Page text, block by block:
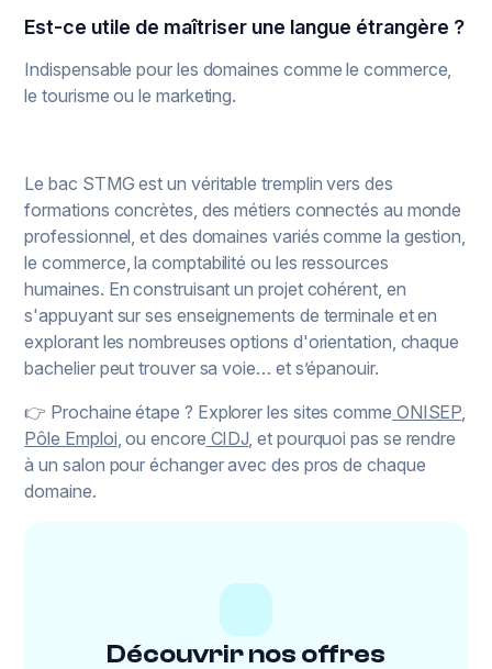
Découvrir nos offres
Est-ce utile de maîtriser une langue étrangère ?
Indispensable pour les domaines comme le commerce,
le tourisme ou le marketing.
Le bac STMG est un véritable tremplin vers des
formations concrètes, des métiers connectés au monde
professionnel, et des domaines variés comme la gestion,
le commerce, la comptabilité ou les ressources
humaines. En construisant un projet cohérent, en
s'appuyant sur ses enseignements de terminale et en
explorant les nombreuses options d'orientation, chaque
bachelier peut trouver sa voie… et s’épanouir.
👉 Prochaine étape ? Explorer les sites comme ONISEP
Pôle Emploi , ou encore CIDJ , et pourquoi pas se rendre
à un salon pour échanger avec des pros de chaque
domaine.